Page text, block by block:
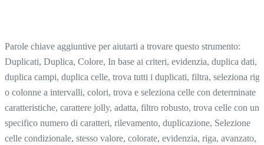
Parole chiave aggiuntive per aiutarti a trovare questo strumento:
Duplicati, Duplica, Colore, In base ai criteri, evidenzia, duplica dati,
duplica campi, duplica celle, trova tutti i duplicati, filtra, seleziona
o colonne a intervalli, colori, trova e seleziona celle con determinate
caratteristiche, carattere jolly, adatta, filtro robusto, trova celle con uno
specifico numero di caratteri, rilevamento, duplicazione, Selezione
celle condizionale, stesso valore, colorate, evidenzia, riga, avanzato,